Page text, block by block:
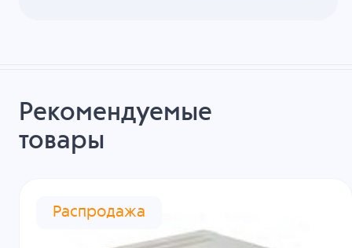
Рекомендуемые
товары
Распродажа